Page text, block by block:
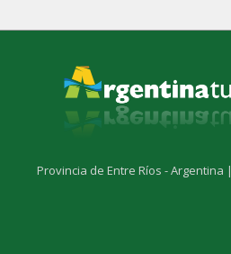
Provincia de Entre Ríos - Argentina |